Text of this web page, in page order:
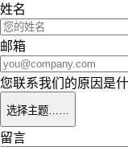
姓名
邮箱
您联系我们的原因是什
选择主题……
留言